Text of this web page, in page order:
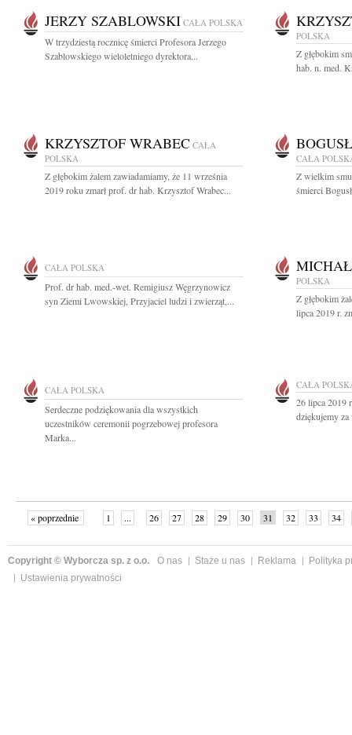
JERZY SZABLOWSKI CAŁA POLSKA
W trzydziestą rocznicę śmierci Profesora Jerzego
Szablowskiego wieloletniego dyrektora...
POLSKA
Z głębokim
hab. n. med.
KRZYSZTOF WRABEC CAŁA
POLSKA
Z głębokim żalem zawiadamiamy, że 11 września
2019 roku zmarł prof. dr hab. Krzysztof Wrabec...
CAŁA
Z wielkim
śmierci
CAŁA POLSKA
Prof. dr hab. med.-wet. Remigiusz Węgrzynowicz
syn Ziemi Lwowskiej, Przyjaciel ludzi i zwierząt,...
POLSKA
Z głębokim
lipca 2019 r.
CAŁA POLSKA
Serdeczne podziękowania dla wszystkich
uczestników ceremonii pogrzebowej profesora
Marka...
CAŁA
26 lipca 2019
dziękujemy za
« poprzednie 1 ... 26 27 28 29 30 31 32 33
34
Copyright © Wyborcza sp. z o.o. O nas Staże u nas Reklama
Polityka
Ustawienia prywatności